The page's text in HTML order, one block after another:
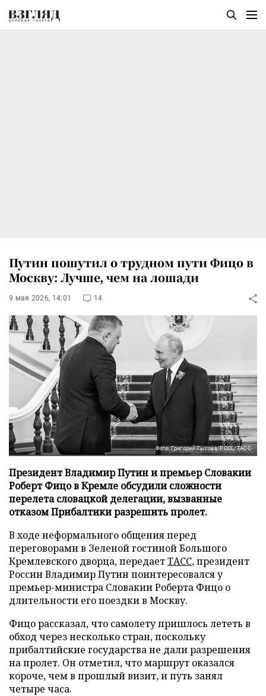
Путин пошутил о трудном пути Фицо в
Москву: Лучше, чем на лошади
9 мая 2026, 14:01 14
Фото: Григорий Сысоев/POOL/ТАСС
Президент Владимир Путин и премьер Словакии
Роберт Фицо в Кремле обсудили сложности
перелета словацкой делегации, вызванные
отказом Прибалтики разрешить пролет.
В ходе неформального общения перед
переговорами в Зеленой гостиной Большого
Кремлевского дворца, передаетТАСС, президент
России Владимир Путин поинтересовался у
премьер-министра Словакии Роберта Фицо о
длительности его поездки в Москву.
Фицо рассказал, что самолету пришлось лететь в
обход через несколько стран, поскольку
прибалтийские государства не дали разрешения
на пролет. Он отметил, что маршрут оказался
короче, чем в прошлый визит, и путь занял
четыре часа.